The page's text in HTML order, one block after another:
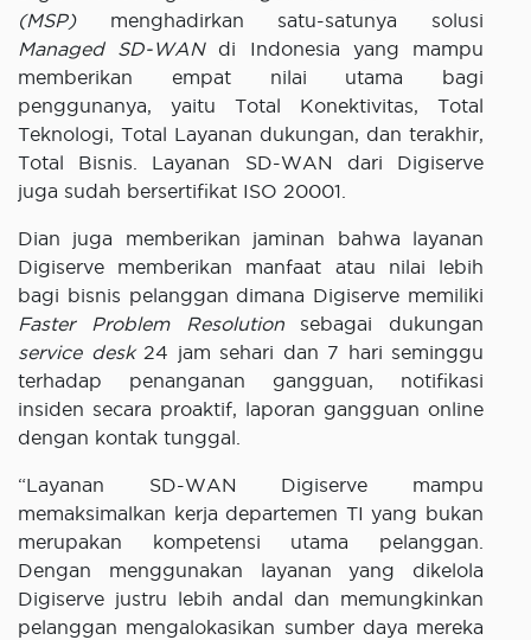
(MSP)menghadirkan satu-satunya solusi
Managed SD-WANdi Indonesia yang mampu
memberikan empat nilai utama bagi
penggunanya, yaitu Total Konektivitas, Total
Teknologi, Total Layanan dukungan, dan terakhir,
Total Bisnis. Layanan SD-WAN dari Digiserve
juga sudah bersertifikat ISO 20001.
Dian juga memberikan jaminan bahwa layanan
Digiserve memberikan manfaat atau nilai lebih
bagi bisnis pelanggan dimana Digiserve memiliki
Faster Problem Resolutionsebagai dukungan
service desk24 jam sehari dan 7 hari seminggu
terhadap penanganan gangguan, notifikasi
insiden secara proaktif, laporan gangguan online
dengan kontak tunggal.
“Layanan SD-WAN Digiserve mampu
memaksimalkan kerja departemen TI yang bukan
merupakan kompetensi utama pelanggan.
Dengan menggunakan layanan yang dikelola
Digiserve justru lebih andal dan memungkinkan
pelanggan mengalokasikan sumber daya mereka